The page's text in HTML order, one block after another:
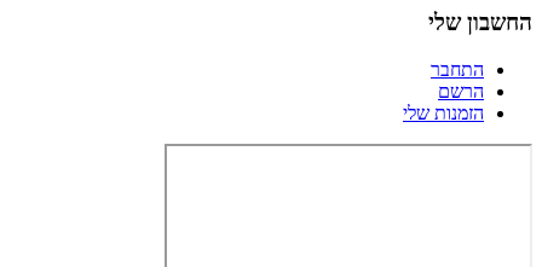
החשבון שלי
התחבר
הרשם
הזמנות שלי